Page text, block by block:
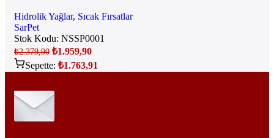
Hidrolik Yağlar, Sıcak Fırsatlar
SarPet
Stok Kodu: NSSP0001
₺2.379,90 ₺1.959,90
Sepette: ₺1.763,91